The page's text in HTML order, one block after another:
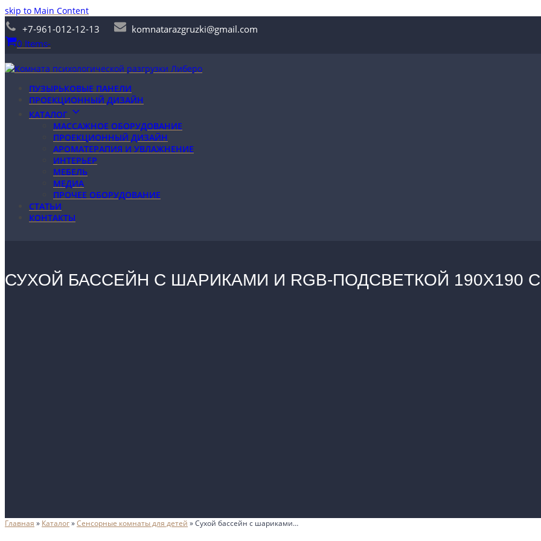
skip to Main Content
+7-961-012-12-13
komnatarazgruzki@gmail.com
0 Items-
ПУЗЫРЬКОВЫЕ ПАНЕЛИ
ПРОЕКЦИОННЫЙ ДИЗАЙН
КАТАЛОГ
МАССАЖНОЕ ОБОРУДОВАНИЕ
ПРОЕКЦИОННЫЙ ДИЗАЙН
АРОМАТЕРАПИЯ И УВЛАЖНЕНИЕ
ИНТЕРЬЕР
МЕБЕЛЬ
МЕДИА
ПРОЧЕЕ ОБОРУДОВАНИЕ
СТАТЬИ
КОНТАКТЫ
СУХОЙ БАССЕЙН С ШАРИКАМИ И RGB-ПОДСВЕТКОЙ 190Х190
Главная » Каталог»Сенсорные комнаты для детей »Сухой бассейн с шариками…